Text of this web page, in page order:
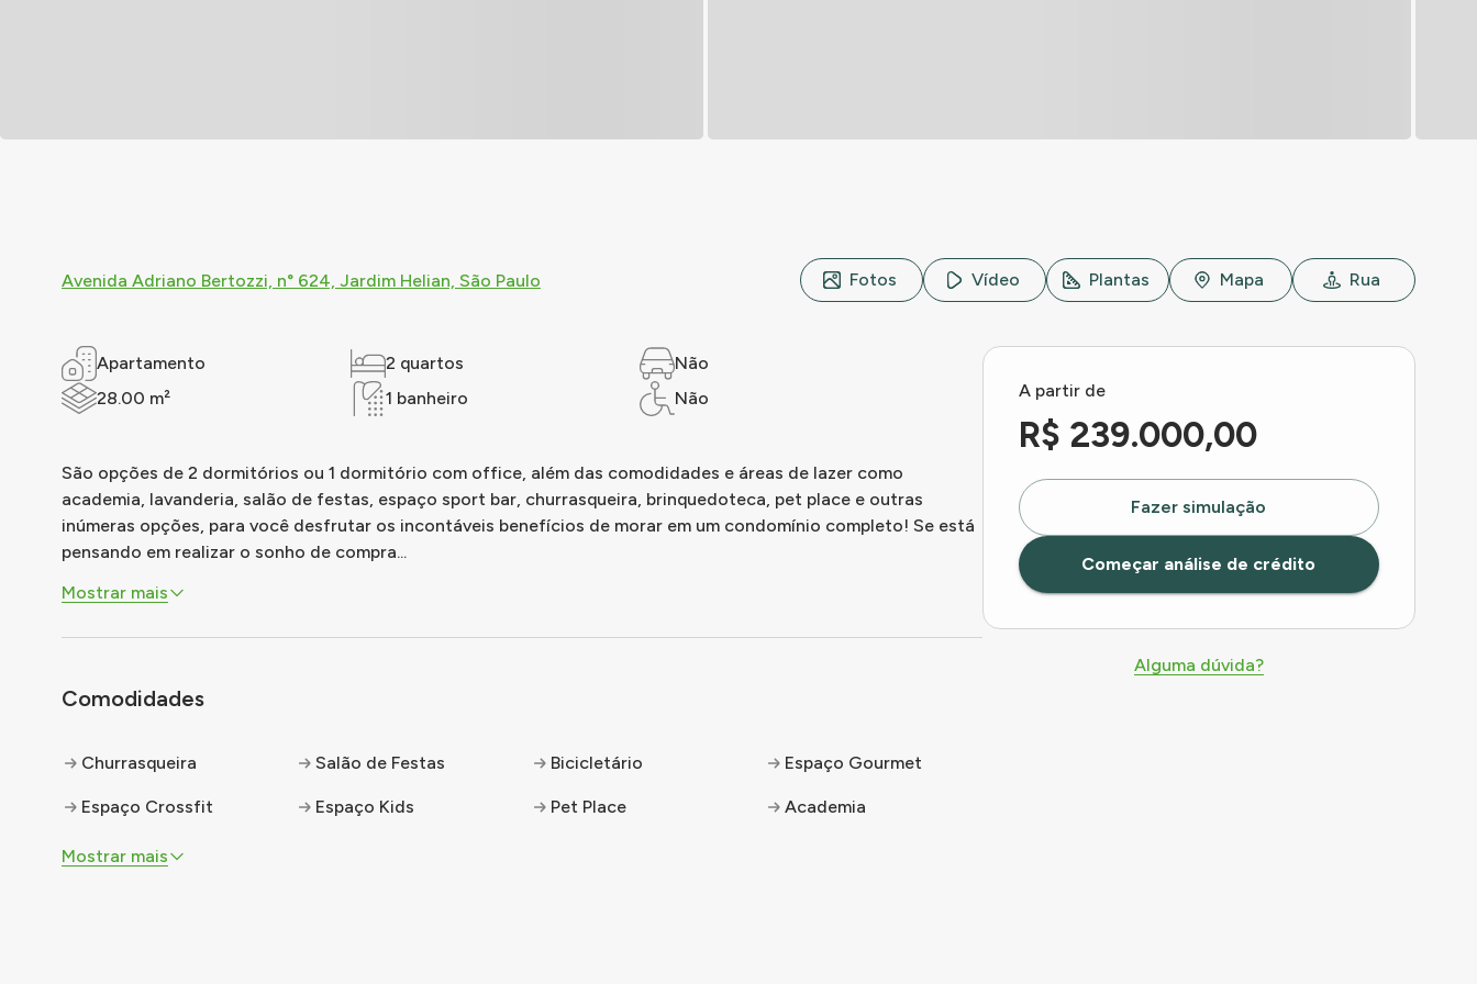
Avenida Adriano Bertozzi, n° 624, Jardim Helian, São Paulo Fotos Vídeo Plantas Mapa Rua
Apartamento 2 quartos
Não
28.00 m²
1 banheiro Não
São opções de 2 dormitórios ou 1 dormitório com office, além das comodidades e áreas de lazer como
academia, lavanderia, salão de festas, espaço sport bar, churrasqueira, brinquedoteca, pet place e outras
inúmeras opções, para você desfrutar os incontáveis benefícios de morar em um condomínio completo! Se está
pensando em realizar o sonho de compra...
Mostrar mais
Comodidades
Churrasqueira Salão de Festas Bicicletário Espaço Gourmet
Espaço Crossfit Espaço Kids Pet Place Academia
Mostrar mais
A partir de
R$ 239.000,00
Fazer simulação
Começar análise de crédito
Alguma dúvida?